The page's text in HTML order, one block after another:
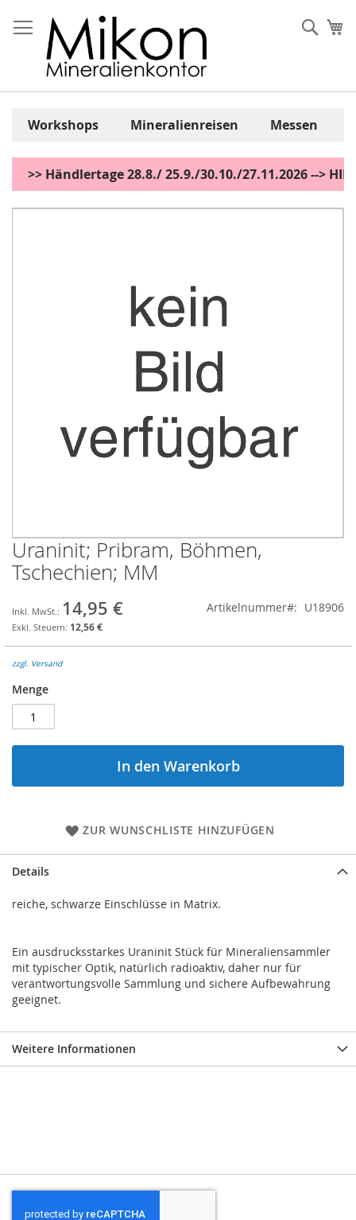
Inhalt
springen
Workshops Mineralienreisen Messen
>> Händlertage 28.8./ 25.9./30.10./27.11.2026 -->
Zum
Zum
Anfang
der
springen
Uraninit; Pribram, Böhmen,
Tschechien; MM
14,95 €
12,56 €
Artikelnummer U18906
zzgl. Versand
Menge
In den Warenkorb
ZUR WUNSCHLISTE HINZUFÜGEN
Details
reiche, schwarze Einschlüsse in Matrix.
Ein ausdrucksstarkes Uraninit Stück für Mineraliensammler
mit typischer Optik, natürlich radioaktiv, daher nur für
verantwortungsvolle Sammlung und sichere Aufbewahrung
geeignet.
Weitere Informationen